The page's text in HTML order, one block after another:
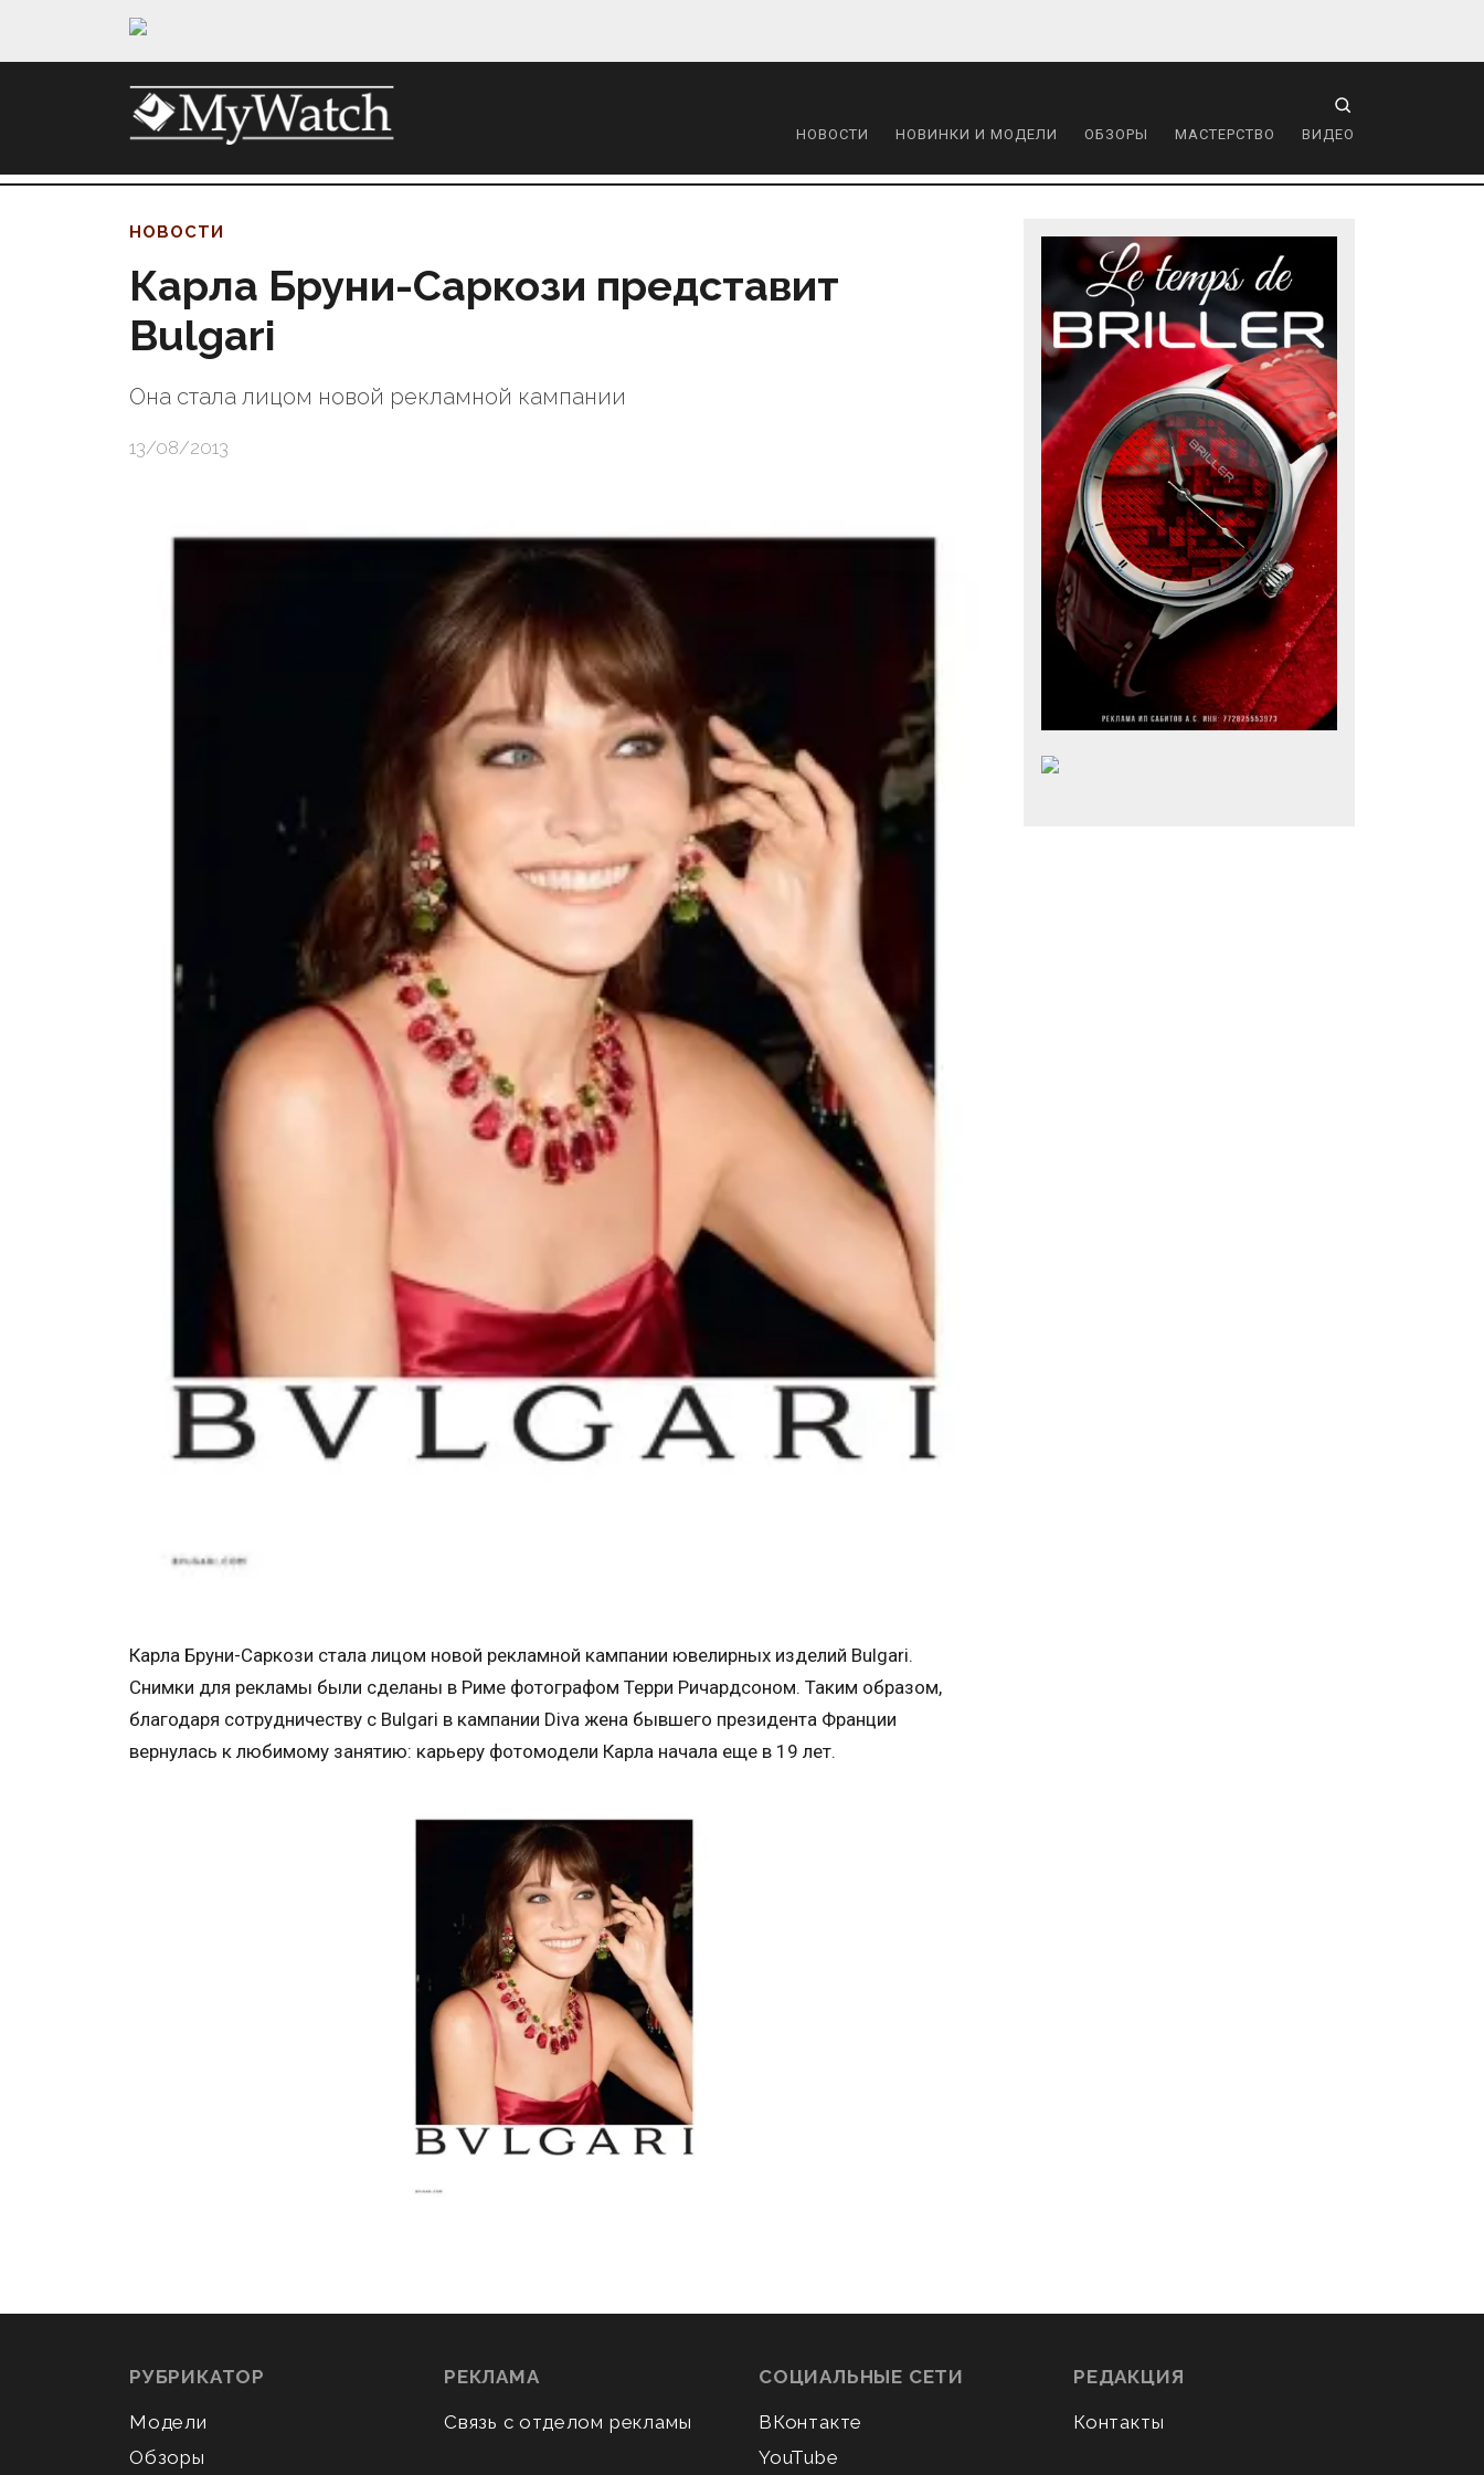
НОВОСТИ НОВИНКИ И МОДЕЛИ ОБЗОРЫ МАСТЕРСТВО ВИДЕО
НОВОСТИ
Карла Бруни-Саркози представит
Bulgari
Она стала лицом новой рекламной кампании
13/08/2013
Карла Бруни-Саркози стала лицом новой рекламной кампании ювелирных изделий Bulgari.
Снимки для рекламы были сделаны в Риме фотографом Терри Ричардсоном. Таким образом,
благодаря сотрудничеству с Bulgari в кампании Diva жена бывшего президента Франции
вернулась к любимому занятию: карьеру фотомодели Карла начала еще в 19 лет.
РУБРИКАТОР
Модели
Обзоры
РЕКЛАМА
Связь с отделом рекламы
СОЦИАЛЬНЫЕ СЕТИ
ВКонтакте
YouTube
РЕДАКЦИЯ
Контакты